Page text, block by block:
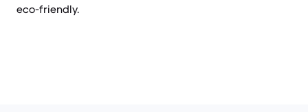
eco-friendly.